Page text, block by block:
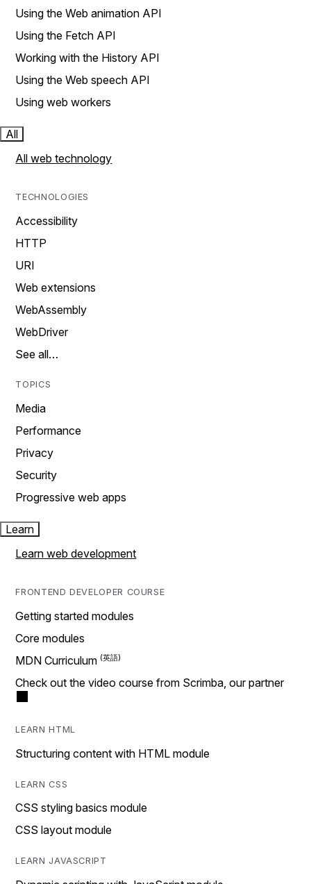
Using the Web animation API
Using the Fetch API
Working with the History API
Using the Web speech API
Using web workers
All
All web technology
TECHNOLOGIES
Accessibility
HTTP
URI
Web extensions
WebAssembly
WebDriver
See all…
TOPICS
Media
Performance
Privacy
Security
Progressive web apps
Learn
Learn web development
FRONTEND DEVELOPER COURSE
Getting started modules
Core modules
MDN Curriculum
Check out the video course from Scrimba, our partner
LEARN HTML
Structuring content with HTML module
LEARN CSS
CSS styling basics module
CSS layout module
LEARN JAVASCRIPT